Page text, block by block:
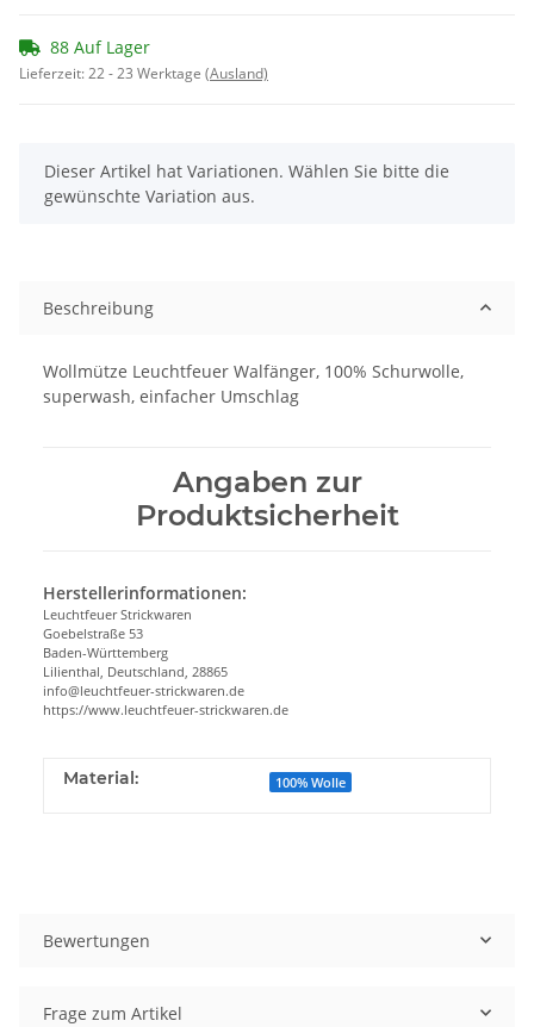
88 Auf Lager
Lieferzeit:22 - 23 Werktage (Ausland)
x
Dieser Artikel hat Variationen. Wählen Sie bitte die
gewünschte Variation aus.
Beschreibung
Wollmütze Leuchtfeuer Walfänger, 100% Schurwolle,
superwash, einfacher Umschlag
Angaben zur
Produktsicherheit
Herstellerinformationen:
Leuchtfeuer Strickwaren
Goebelstraße 53
Baden-Württemberg
Lilienthal, Deutschland, 28865
info@leuchtfeuer-strickwaren.de
https://www.leuchtfeuer-strickwaren.de
Material: 100% Wolle
Bewertungen
Frage zum Artikel